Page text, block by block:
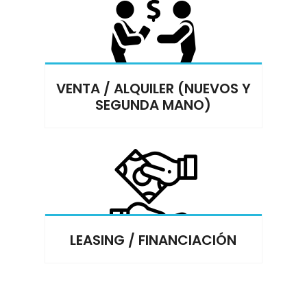
VENTA / ALQUILER (NUEVOS Y
SEGUNDA MANO)
LEASING / FINANCIACIÓN